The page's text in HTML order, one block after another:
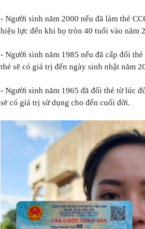
- Người sinh năm 2000 nếu đã làm thẻ
hiệu lực đến khi họ tròn 40 tuổi vào năm
- Người sinh năm 1985 nếu đã cấp đổi
thẻ sẽ có giá trị đến ngày sinh nhật năm
- Người sinh năm 1965 đã đổi thẻ từ lúc
sẽ có giá trị sử dụng cho đến cuối đời.